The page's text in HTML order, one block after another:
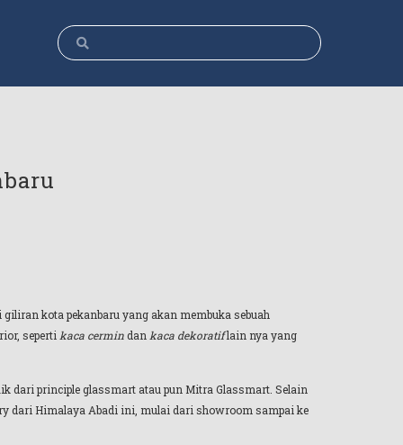
kota pekanbaru yang akan membuka sebuah
seperti kaca cermindan kaca dekoratiflain nya yang
dari principle glassmart atau pun Mitra Glassmart. Selain
dari Himalaya Abadi ini, mulai dari showroom sampai ke